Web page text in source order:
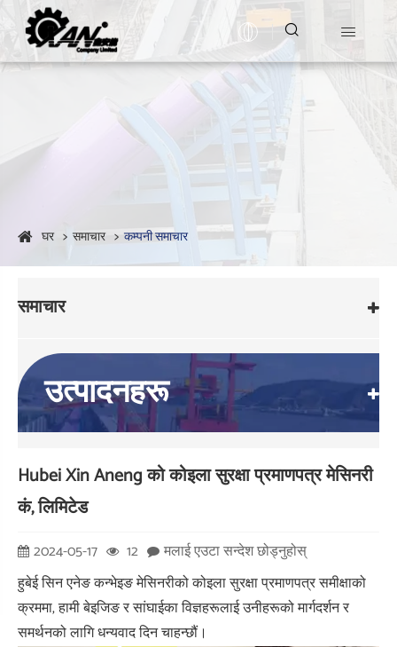
 
घर समाचार कम्पनी समाचार
समाचार
उत्पादनहरू
Hubei Xin Aneng को कोइला सुरक्षा प्रमाणपत्र मेसिनरी
कं, लिमिटेड
2024-05-17 12
मलाई एउटा सन्देश छोड्नुहोस्
हुबेई सिन एनेङ कन्भेइङ मेसिनरीको कोइला सुरक्षा प्रमाणपत्र समीक्षाको
क्रममा, हामी बेइजिङ र सांघाईका विज्ञहरूलाई उनीहरूको मार्गदर्शन र
समर्थनको लागि धन्यवाद दिन चाहन्छौं।